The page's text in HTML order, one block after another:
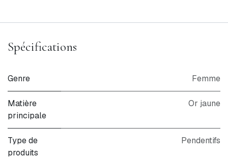
Spécifications
Genre Femme
Matière
principale
Or jaune
Type de
produits
Pendentifs